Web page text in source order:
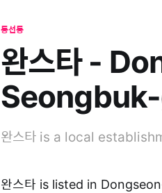
동선동
완스타 -
완스타 is a local
완스타 is listed in